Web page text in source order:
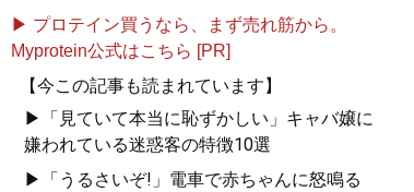
▶ プロテイン買うなら、まず売れ筋から。
Myprotein公式はこちら [PR]
【今この記事も読まれています】
▶「見ていて本当に恥ずかしい」キャバ嬢に
嫌われている迷惑客の特徴10選
▶「うるさいぞ!」電車で赤ちゃんに怒鳴る